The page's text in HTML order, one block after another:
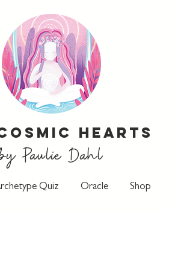
Hearts
Paulie Dahl
Quiz Oracle Shop